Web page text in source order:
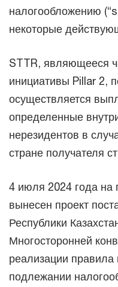
налогообложению
некоторые
STTR, являющееся
инициативы Pillar 2,
осуществляется
определенные
нерезидентов в
стране получателя
4 июля 2024 года на
вынесен проект
Республики
Многосторонней
реализации правила
подлежании